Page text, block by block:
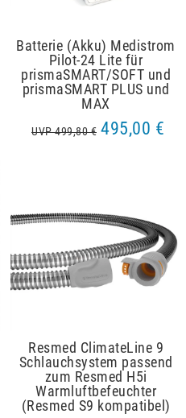
Batterie (Akku) Medistrom
Pilot-24 Lite für
prismaSMART/SOFT und
prismaSMART PLUS und
MAX
UVP 499,80 € 495,00 €
Resmed ClimateLine 9
Schlauchsystem passend
zum Resmed H5i
Warmluftbefeuchter
(Resmed S9 kompatibel)